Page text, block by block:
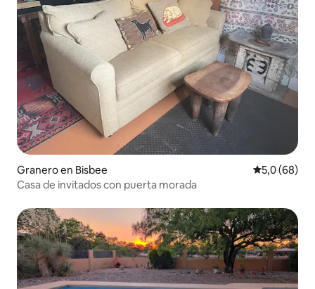
Granero en Bisbee Calificación
5,0 (68)
Casa de invitados con puerta morada